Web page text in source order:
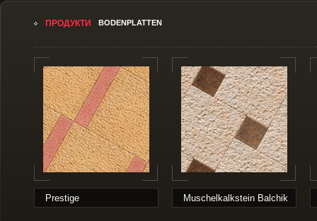
ПРОДУКТИ BODENPLATTEN
Prestige Muschelkalkstein Balchik